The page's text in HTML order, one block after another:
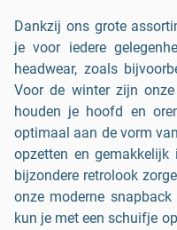
Dankzij ons grote
je voor iedere
headwear, zoals
Voor de winter zijn
houden je hoofd en
optimaal aan de vorm
opzetten en gemakkelijk
bijzondere retrolook
onze moderne
kun je met een schuifje